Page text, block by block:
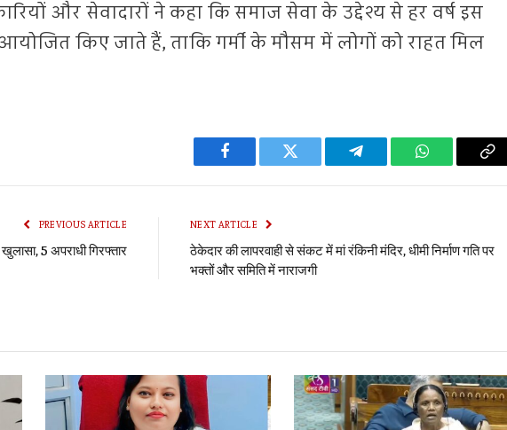
और सेवादारों ने कहा कि समाज सेवा के उद्देश्य से हर वर्ष इस
किए जाते हैं, ताकि गर्मी के मौसम में लोगों को राहत मिल
Facebook Twitter Telegram WhatsApp
PREVIOUS ARTICLE
5 अपराधी गिरफ्तार
NEXT ARTICLE
ठेकेदार की लापरवाही से संकट में मां रंकिनी मंदिर, धीमी निर्माण गति पर
भक्तों और समिति में नाराजगी